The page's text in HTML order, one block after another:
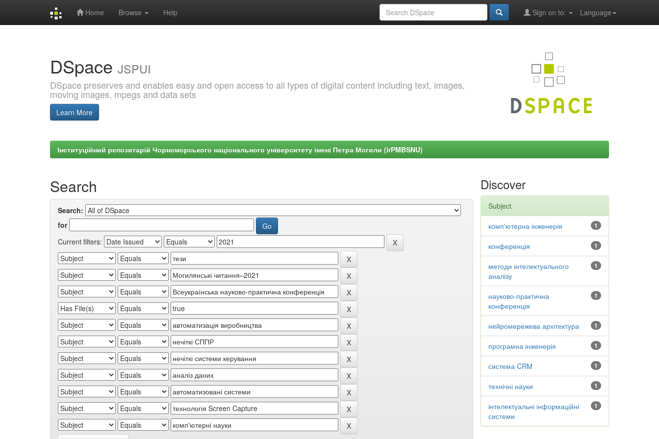
Home Browse Help Language
Sign on to:
DSpace JSPUI
DSpace preserves and enables easy and open access to all types of digital content including text, images,
moving images, mpegs and data sets
Learn More
Інституційний репозитарій Чорноморського національного університету імені Петра Могили (irPMBSNU)
Search
Search:
for
Current filters:
Discover
Subject
1
комп'ютерна інженерія
1
конференція
1
методи інтелектуального
аналізу
1
науково-практична
конференція
1
нейромережева архітектура
1
програмна інженерія
1
система CRM
1
технічні науки
1
інтелектуальні інформаційні
системи